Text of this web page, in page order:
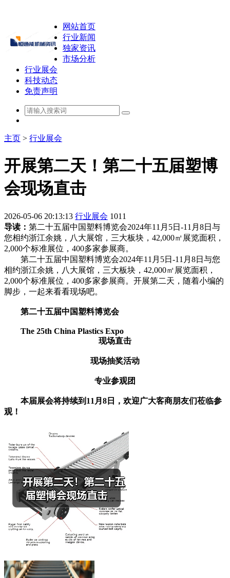
网站首页
行业新闻
独家资讯
市场分析
行业展会
科技动态
免责声明
主页 > 行业展会
开展第二天！第二十五届塑博
会现场直击
2026-05-06 20:13:13 行业展会 1011
导读： 第二十五届中国塑料博览会2024年11月5日-11月8日与
您相约浙江余姚，八大展馆，三大板块，42,000㎡展览面积，
2,000个标准展位，400多家参展商。
第二十五届中国塑料博览会2024年11月5日-11月8日与您
相约浙江余姚，八大展馆，三大板块，42,000㎡展览面积，
2,000个标准展位，400多家参展商。开展第二天，随着小编的
脚步，一起来看看现场吧。
第二十五届中国塑料博览会
The 25th China Plastics Expo
现场直击
现场抽奖活动
专业参观团
本届展会将持续到11月8日，欢迎广大客商朋友们莅临参
观！